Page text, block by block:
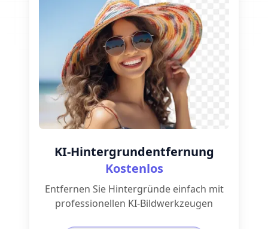
KI-Hintergrundentfernung
Kostenlos
Entfernen Sie Hintergründe einfach mit
professionellen KI-Bildwerkzeugen